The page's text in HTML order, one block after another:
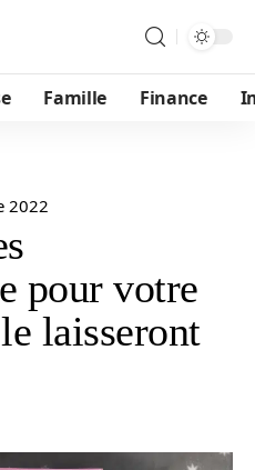
Famille Finance
2022
pour votre
laisseront